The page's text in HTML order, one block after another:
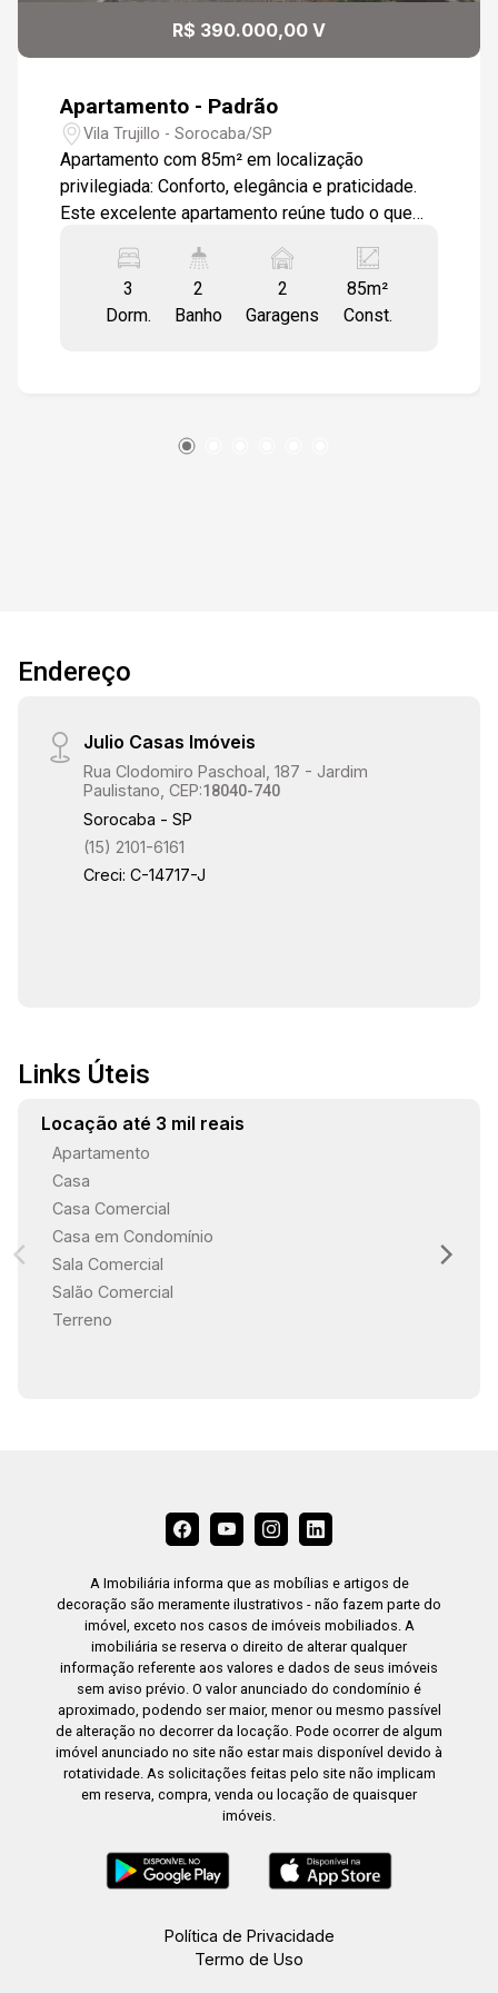
17:00
17:30
18:00
19:00
R$ 390.000,00 V
Apartamento - Padrão
Vila Trujillo - Sorocaba/SP
Apartamento com 85m² em localização
privilegiada: Conforto, elegância e praticidade.
Este excelente apartamento reúne tudo o que
estratégica. São 3 dormitórios bem distribuídos,
sendo 1 suíte, proporcionando conforto e
privacidade para toda a família. O imóvel conta
aconchego e tranquilidade, ideal para quem
3
Dorm.
2
Banho
2
Garagens
85m²
Const.
Endereço
Julio Casas Imóveis
Rua Clodomiro Paschoal, 187 - Jardim
Paulistano, CEP:18040-740
Sorocaba - SP
(15) 2101-6161
Creci: C-14717-J
Links Úteis
Locação até 3 mil reais
Apartamento
Casa
Casa Comercial
Casa em Condomínio
Sala Comercial
Salão Comercial
Terreno
A Imobiliária informa que as mobílias e artigos de
decoração são meramente ilustrativos - não fazem parte do
imóvel, exceto nos casos de imóveis mobiliados. A
imobiliária se reserva o direito de alterar qualquer
informação referente aos valores e dados de seus imóveis
sem aviso prévio. O valor anunciado do condomínio é
aproximado, podendo ser maior, menor ou mesmo passível
de alteração no decorrer da locação. Pode ocorrer de algum
imóvel anunciado no site não estar mais disponível devido à
rotatividade. As solicitações feitas pelo site não implicam
em reserva, compra, venda ou locação de quaisquer
imóveis.
Política de Privacidade
Termo de Uso